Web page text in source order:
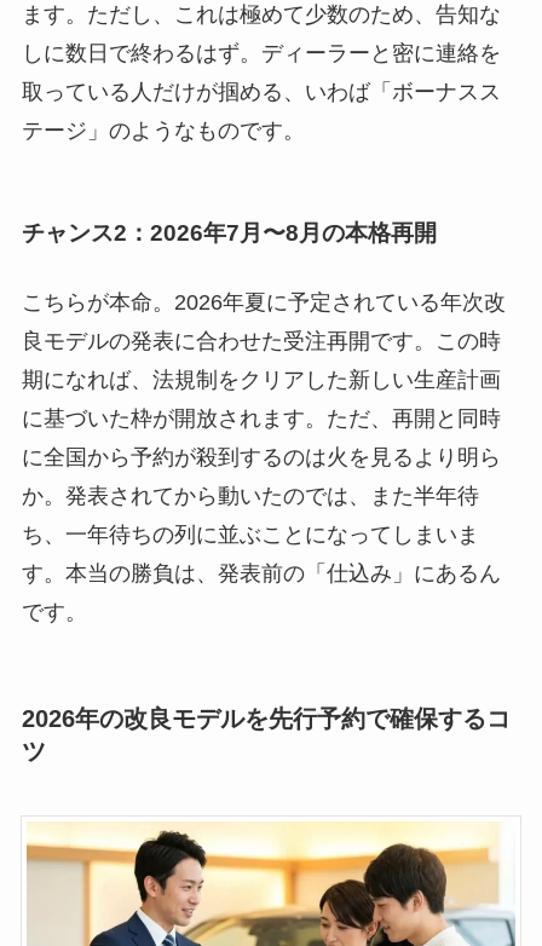
ます。ただし、これは極めて少数のため、告知な
しに数日で終わるはず。ディーラーと密に連絡を
取っている人だけが掴める、いわば「ボーナスス
テージ」のようなものです。
チャンス2：2026年7月〜8月の本格再開
こちらが本命。2026年夏に予定されている年次改
良モデルの発表に合わせた受注再開です。この時
期になれば、法規制をクリアした新しい生産計画
に基づいた枠が開放されます。ただ、再開と同時
に全国から予約が殺到するのは火を見るより明ら
か。発表されてから動いたのでは、また半年待
ち、一年待ちの列に並ぶことになってしまいま
す。本当の勝負は、発表前の「仕込み」にあるん
です。
2026年の改良モデルを先行予約で確保するコ
ツ